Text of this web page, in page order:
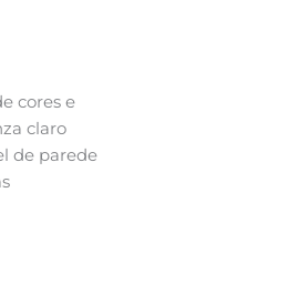
cores e
claro
de parede